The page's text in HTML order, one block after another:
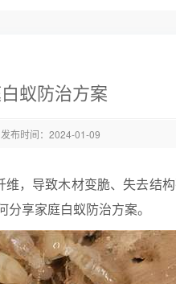
蚁防治方案
发布时间：2024-01-09
，导致木材变脆、失去结
分享家庭白蚁防治方案。